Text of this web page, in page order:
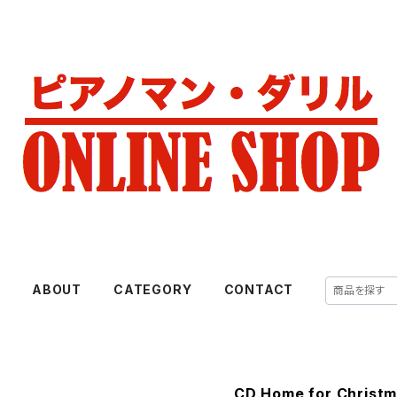
ABOUT CATEGORY CONTACT
CD Home for